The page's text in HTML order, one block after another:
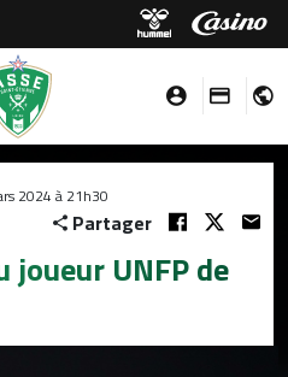
2024 à 21h30
Partager
joueur UNFP de